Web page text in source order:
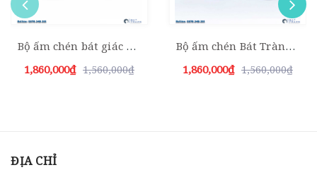
Bộ ấm chén bát giác xanh da trời
1,860,000₫ 1,560,000₫
Bộ ấm chén Bát Tràng cao quai mây xanh đề bon
1,860,000₫ 1,560,000₫
ĐỊA CHỈ